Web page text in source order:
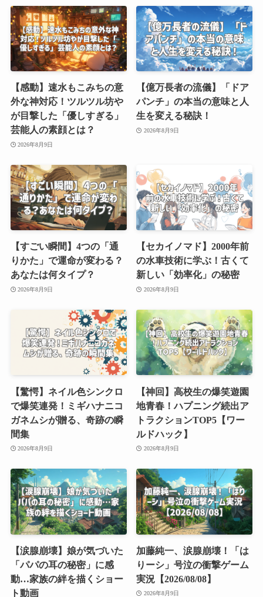
【感動】速水もこみちの意
外な神対応！ツルツル坊や
が目撃した「優しすぎる」
芸能人の素顔とは？
2026年8月9日
【億万長者の流儀】「ドア
パンチ」の本当の意味と人
生を変える秘訣！
2026年8月9日
【すごい瞬間】4つの「通
りかた」で運命が変わる？
あなたは何タイプ？
2026年8月9日
【セカイノマド】2000年前
の水車技術に学ぶ！古くて
新しい「効率化」の秘密
2026年8月9日
【驚愕】ネイル色シンクロ
で爆笑連発！ミギハナニコ
ガネムシが贈る、奇跡の瞬
間集
2026年8月9日
【神回】高校生の爆笑遊園
地青春！ハプニング続出ア
トラクションTOP5【ワー
ルドハック】
2026年8月9日
【涙腺崩壊】娘が気づいた
「パパの耳の秘密」に感
動…家族の絆を描くショー
ト動画
加藤純一、涙腺崩壊！「は
りーシ」号泣の衝撃ゲーム
実況【2026/08/08】
2026年8月9日